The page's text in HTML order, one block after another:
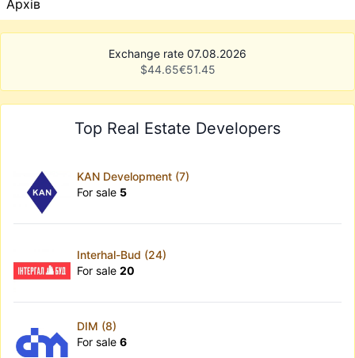
Архів
Exchange rate 07.08.2026
$44.65€51.45
Top Real Estate Developers
KAN Development (7)
For sale 5
Interhal-Bud (24)
For sale 20
DIM (8)
For sale 6